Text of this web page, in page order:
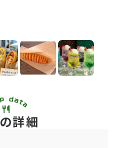
詳細